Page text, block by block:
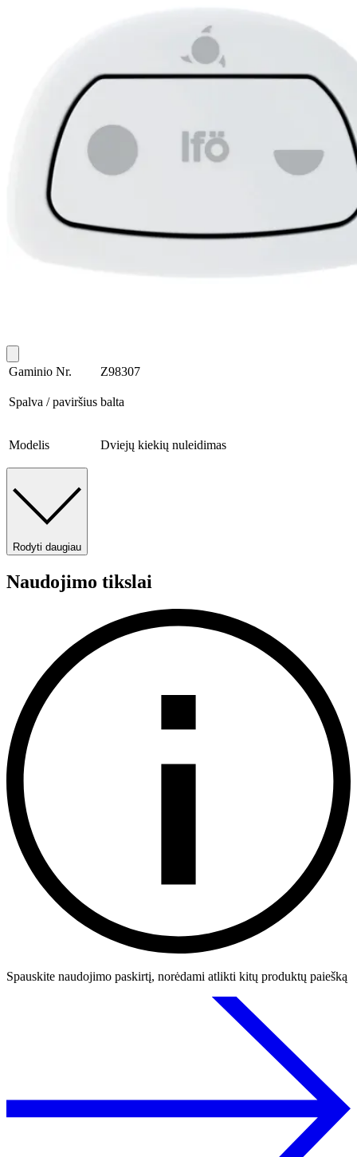
Gaminio Nr. Z98307
Spalva / paviršius balta
Modelis Dviejų kiekių nuleidimas
Rodyti daugiau
Naudojimo tikslai
Spauskite naudojimo paskirtį, norėdami atlikti kitų produktų paiešką